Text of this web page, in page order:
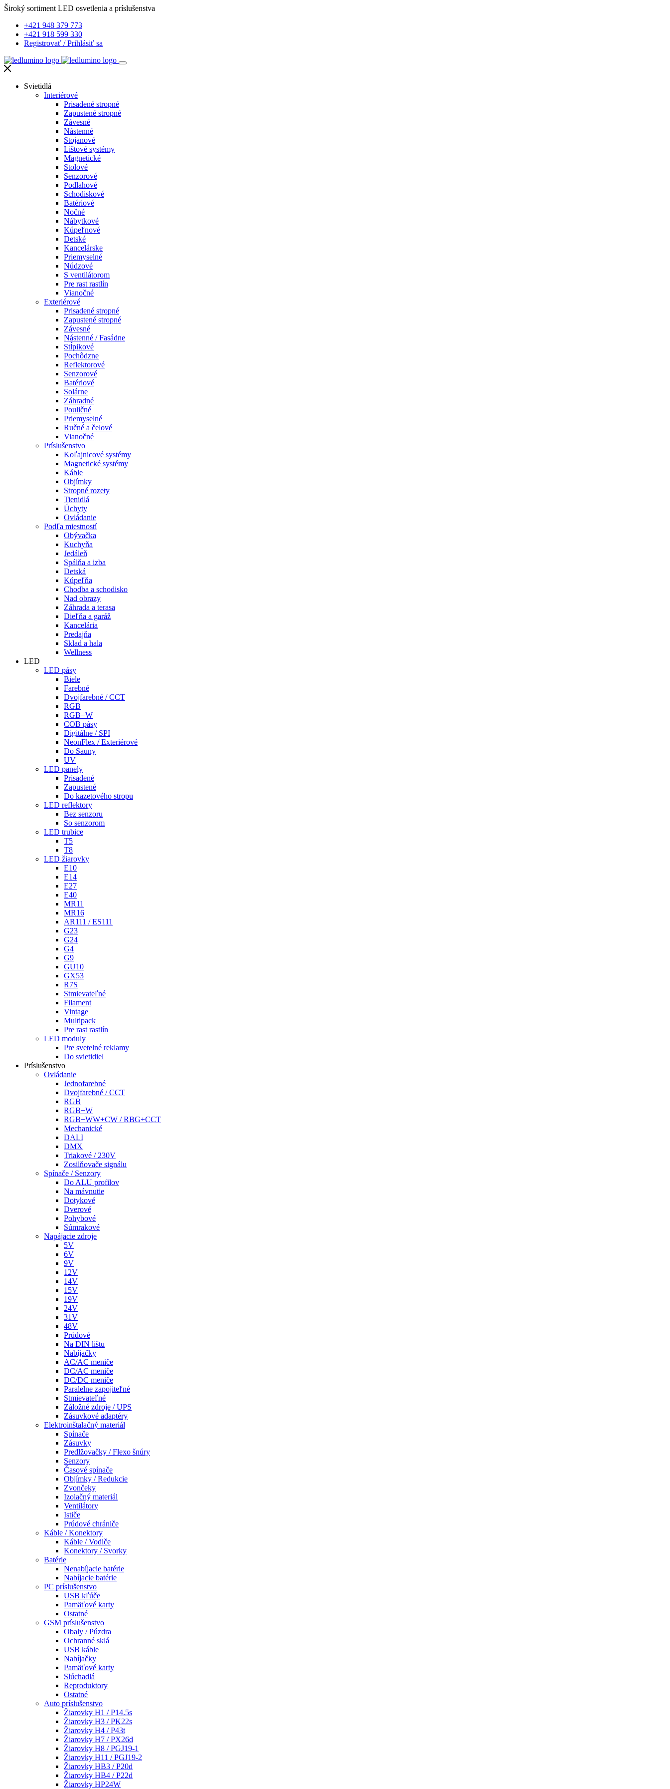
Široký sortiment LED osvetlenia a príslušenstva
+421 948 379 773
+421 918 599 330
Registrovať /Prihlásiť sa
Svietidlá
Interiérové
Prisadené stropné
Zapustené stropné
Závesné
Nástenné
Stojanové
Lištové systémy
Magnetické
Stolové
Senzorové
Podlahové
Schodiskové
Batériové
Nočné
Nábytkové
Kúpeľnové
Detské
Kancelárske
Priemyselné
Núdzové
S ventilátorom
Pre rast rastlín
Vianočné
Exteriérové
Prisadené stropné
Zapustené stropné
Závesné
Nástenné / Fasádne
Stĺpikové
Pochôdzne
Reflektorové
Senzorové
Batériové
Solárne
Záhradné
Pouličné
Priemyselné
Ručné a čelové
Vianočné
Príslušenstvo
Koľajnicové systémy
Magnetické systémy
Káble
Objímky
Stropné rozety
Tienidlá
Úchyty
Ovládanie
Podľa miestností
Obývačka
Kuchyňa
Jedáleň
Spálňa a izba
Detská
Kúpeľňa
Chodba a schodisko
Nad obrazy
Záhrada a terasa
Dieľňa a garáž
Kancelária
Predajňa
Sklad a hala
Wellness
LED
LED pásy
Biele
Farebné
Dvojfarebné / CCT
RGB
RGB+W
COB pásy
Digitálne / SPI
NeonFlex / Exteriérové
Do Sauny
UV
LED panely
Prisadené
Zapustené
Do kazetového stropu
LED reflektory
Bez senzoru
So senzorom
LED trubice
T5
T8
LED žiarovky
E10
E14
E27
E40
MR11
MR16
AR111 / ES111
G23
G24
G4
G9
GU10
GX53
R7S
Stmievateľné
Filament
Vintage
Multipack
Pre rast rastlín
LED moduly
Pre svetelné reklamy
Do svietidiel
Príslušenstvo
Ovládanie
Jednofarebné
Dvojfarebné / CCT
RGB
RGB+W
RGB+WW+CW / RBG+CCT
Mechanické
DALI
DMX
Triakové / 230V
Zosilňovače signálu
Spínače / Senzory
Do ALU profilov
Na mávnutie
Dotykové
Dverové
Pohybové
Súmrakové
Napájacie zdroje
5V
6V
9V
12V
14V
15V
19V
24V
31V
48V
Prúdové
Na DIN lištu
Nabíjačky
AC/AC meniče
DC/AC meniče
DC/DC meniče
Paralelne zapojiteľné
Stmievateľné
Záložné zdroje / UPS
Zásuvkové adaptéry
Elektroinštalačný materiál
Spínače
Zásuvky
Predlžovačky / Flexo šnúry
Senzory
Časové spínače
Objímky / Redukcie
Zvončeky
Izolačný materiál
Ventilátory
Ističe
Prúdové chrániče
Káble / Konektory
Káble / Vodiče
Konektory / Svorky
Batérie
Nenabíjacie batérie
Nabíjacie batérie
PC príslušenstvo
USB kľúče
Pamäťové karty
Ostatné
GSM príslušenstvo
Obaly / Púzdra
Ochranné sklá
USB káble
Nabíjačky
Pamäťové karty
Slúchadlá
Reproduktory
Ostatné
Auto príslušenstvo
Žiarovky H1 / P14.5s
Žiarovky H3 / PK22s
Žiarovky H4 / P43t
Žiarovky H7 / PX26d
Žiarovky H8 / PGJ19-1
Žiarovky H11 / PGJ19-2
Žiarovky HB3 / P20d
Žiarovky HB4 / P22d
Žiarovky HP24W